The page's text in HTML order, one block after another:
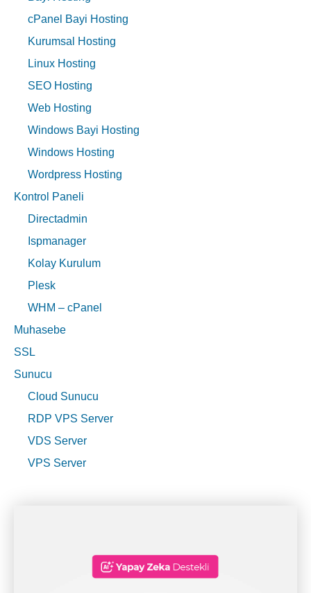
cPanel Bayi Hosting
Kurumsal Hosting
Linux Hosting
SEO Hosting
Web Hosting
Windows Bayi Hosting
Windows Hosting
Wordpress Hosting
Kontrol Paneli
Directadmin
Ispmanager
Kolay Kurulum
Plesk
WHM – cPanel
Muhasebe
SSL
Sunucu
Cloud Sunucu
RDP VPS Server
VDS Server
VPS Server